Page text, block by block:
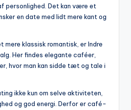
personlighed. Det kan være et
en date med lidt mere kant og
mere klassisk romantisk, er Indre
Her findes elegante caféer,
hvor man kan sidde tæt og tale i
ikke kun om selve aktiviteten,
og god energi. Derfor er café-